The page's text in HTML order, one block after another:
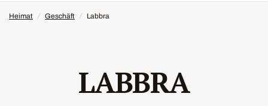
Heimat / Geschäft / Labbra
LABBRA